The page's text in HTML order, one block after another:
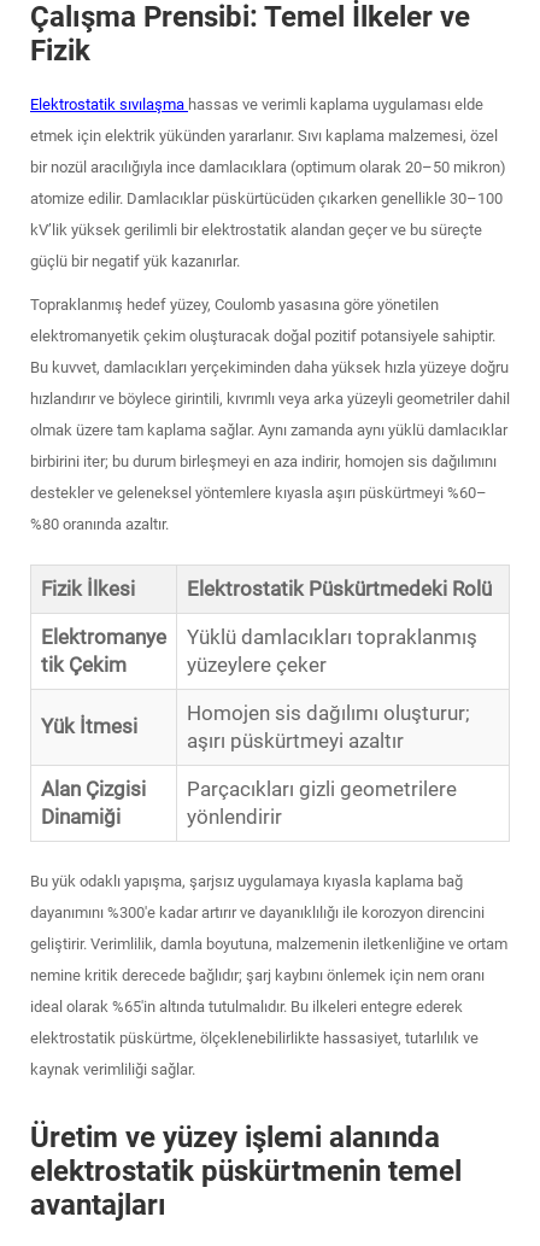
Çalışma Prensibi: Temel İlkeler ve
Fizik
Elektrostatik sıvılaşma hassas ve verimli kaplama uygulaması elde
etmek için elektrik yükünden yararlanır. Sıvı kaplama malzemesi, özel
bir nozül aracılığıyla ince damlacıklara (optimum olarak 20–50 mikron)
atomize edilir. Damlacıklar püskürtücüden çıkarken genellikle 30–100
kV’lik yüksek gerilimli bir elektrostatik alandan geçer ve bu süreçte
güçlü bir negatif yük kazanırlar.
Topraklanmış hedef yüzey, Coulomb yasasına göre yönetilen
elektromanyetik çekim oluşturacak doğal pozitif potansiyele sahiptir.
Bu kuvvet, damlacıkları yerçekiminden daha yüksek hızla yüzeye doğru
hızlandırır ve böylece girintili, kıvrımlı veya arka yüzeyli geometriler dahil
olmak üzere tam kaplama sağlar. Aynı zamanda aynı yüklü damlacıklar
birbirini iter; bu durum birleşmeyi en aza indirir, homojen sis dağılımını
destekler ve geleneksel yöntemlere kıyasla aşırı püskürtmeyi %60–
%80 oranında azaltır.
Fizik İlkesi
Elektrostatik Püskürtmedeki Rolü
Elektromanye
tik Çekim
Yüklü damlacıkları topraklanmış
yüzeylere çeker
Yük İtmesi
Homojen sis dağılımı oluşturur;
aşırı püskürtmeyi azaltır
Alan Çizgisi
Dinamiği
Parçacıkları gizli geometrilere
yönlendirir
Bu yük odaklı yapışma, şarjsız uygulamaya kıyasla kaplama bağ
dayanımını %300'e kadar artırır ve dayanıklılığı ile korozyon direncini
geliştirir. Verimlilik, damla boyutuna, malzemenin iletkenliğine ve ortam
nemine kritik derecede bağlıdır; şarj kaybını önlemek için nem oranı
ideal olarak %65'in altında tutulmalıdır. Bu ilkeleri entegre ederek
elektrostatik püskürtme, ölçeklenebilirlikte hassasiyet, tutarlılık ve
kaynak verimliliği sağlar.
Üretim ve yüzey işlemi alanında
elektrostatik püskürtmenin temel
avantajları